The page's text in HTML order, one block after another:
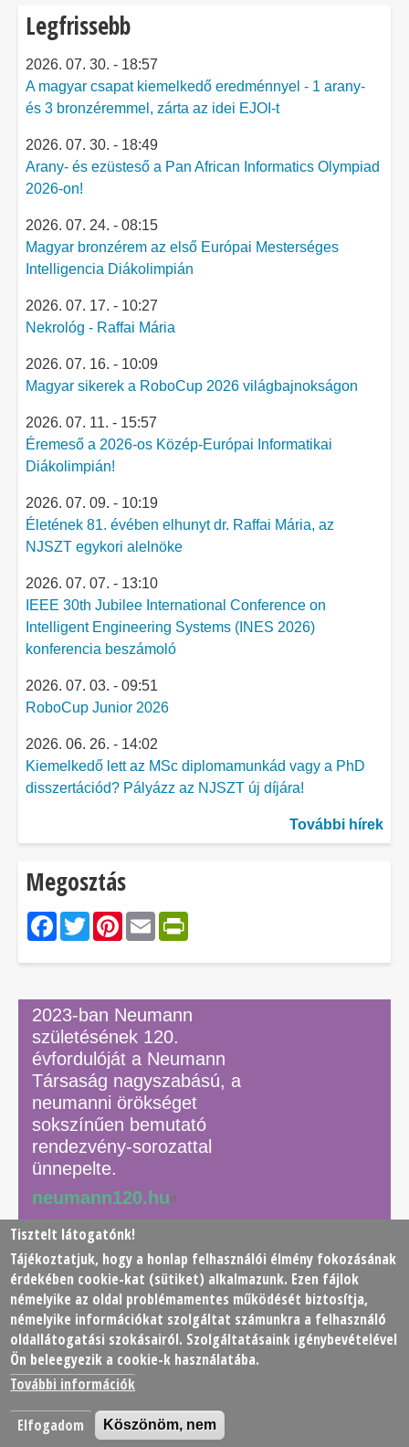
Legfrissebb
2026. 07. 30. - 18:57
A magyar csapat kiemelkedő eredménnyel - 1 arany-
és 3 bronzéremmel, zárta az idei EJOI-t
2026. 07. 30. - 18:49
Arany- és ezüsteső a Pan African Informatics Olympiad
2026-on!
2026. 07. 24. - 08:15
Magyar bronzérem az első Európai Mesterséges
Intelligencia Diákolimpián
2026. 07. 17. - 10:27
Nekrológ - Raffai Mária
2026. 07. 16. - 10:09
Magyar sikerek a RoboCup 2026 világbajnokságon
2026. 07. 11. - 15:57
Éremeső a 2026-os Közép-Európai Informatikai
Diákolimpián!
2026. 07. 09. - 10:19
Életének 81. évében elhunyt dr. Raffai Mária, az
NJSZT egykori alelnöke
2026. 07. 07. - 13:10
IEEE 30th Jubilee International Conference on
Intelligent Engineering Systems (INES 2026)
konferencia beszámoló
2026. 07. 03. - 09:51
RoboCup Junior 2026
2026. 06. 26. - 14:02
Kiemelkedő lett az MSc diplomamunkád vagy a PhD
disszertációd? Pályázz az NJSZT új díjára!
További hírek
Megosztás
Facebook
Twitter
Pinterest
Email
2023-ban Neumann
születésének 120.
évfordulóját a Neumann
Társaság nagyszabású, a
neumanni örökséget
sokszínűen bemutató
rendezvény-sorozattal
ünnepelte.
neumann120.hu
© 2026 Neumann János Számítógéptudományi Társaság
(NJSZT)
Footer
menu
Adatkezelési tájékoztató Impresszum Kapcsolat
Tisztelt látogatónk!
Tájékoztatjuk, hogy a honlap felhasználói élmény fokozásának
érdekében cookie-kat (sütiket) alkalmazunk. Ezen fájlok
némelyike az oldal problémamentes működését biztosítja,
némelyike információkat szolgáltat számunkra a felhasználó
oldallátogatási szokásairól. Szolgáltatásaink igénybevételével
Ön beleegyezik a cookie-k használatába.
További információk
Elfogadom Köszönöm, nem